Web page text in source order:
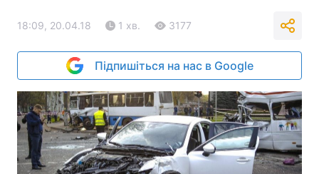
18:09, 20.04.18 1 хв. 3177
Підпишіться на нас в Google